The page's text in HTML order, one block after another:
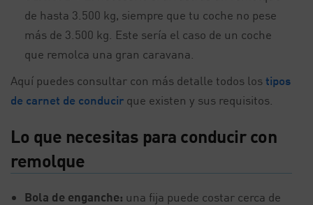
de hasta 3.500 kg, siempre que tu coche no pese
más de 3.500 kg. Este sería el caso de un coche
que remolca una gran caravana.
Aquí puedes consultar con más detalle todos lostipos
de carnet de conducir que existen y sus requisitos.
Lo que necesitas para conducir con
remolque
Bola de enganche: una fija puede costar cerca de